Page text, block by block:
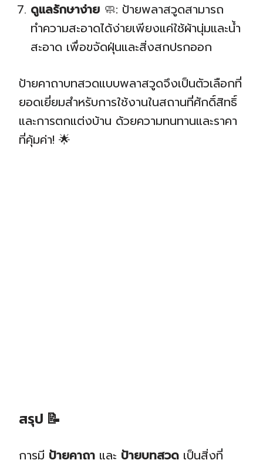
ดูแลรักษาง่าย 🧼: ป้ายพลาสวูดสามารถ
ทำความสะอาดได้ง่ายเพียงแค่ใช้ผ้านุ่มและน้ำ
สะอาด เพื่อขจัดฝุ่นและสิ่งสกปรกออก
ป้ายคาถาบทสวดแบบพลาสวูดจึงเป็นตัวเลือกที่
ยอดเยี่ยมสำหรับการใช้งานในสถานที่ศักดิ์สิทธิ์
และการตกแต่งบ้าน ด้วยความทนทานและราคา
ที่คุ้มค่า! 🌟
สรุป 📝
การมี ป้ายคาถา และ ป้ายบทสวด เป็นสิ่งที่